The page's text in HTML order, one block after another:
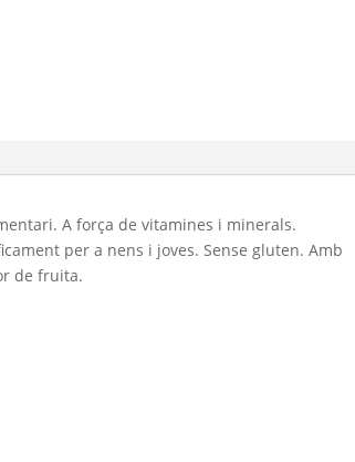
A força de vitamines i minerals.
per a nens i joves. Sense gluten. Amb
de fruita.